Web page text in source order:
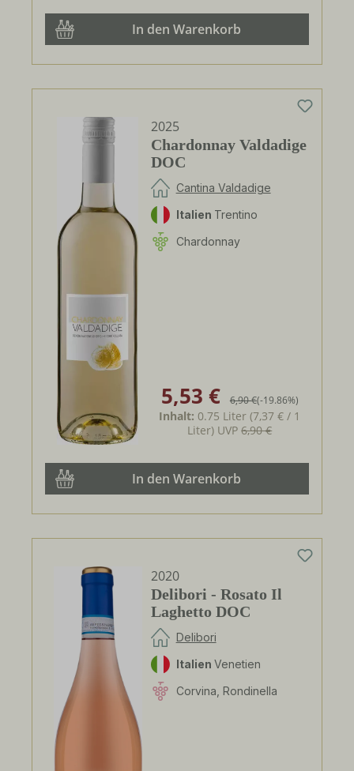
In den Warenkorb
2025
Chardonnay Valdadige
DOC
Cantina Valdadige
Italien Trentino
Chardonnay
Verkaufspreis:
5,53 € Regulärer Preis:
6,90 €(-19.86%)
Inhalt: 0.75 Liter(7,37 € / 1
Liter) UVP6,90 €
In den Warenkorb
2020
Delibori - Rosato Il
Laghetto DOC
Delibori
Italien Venetien
Corvina, Rondinella